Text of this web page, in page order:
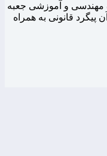
مهندسی و آموزشی جعبه
پیگرد قانونی به همراه